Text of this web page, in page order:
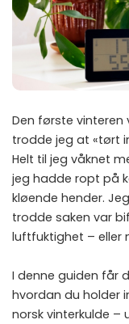
Den første vinteren
trodde jeg at «tørt
Helt til jeg våknet
jeg hadde ropt på
kløende hender.
trodde saken var
luftfuktighet – eller
I denne guiden får
hvordan du holder
norsk vinterkulde –